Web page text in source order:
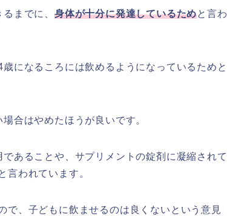
までに、 身体が十分に発達しているためと言わ
になるころには飲めるようになっているためと
合はやめたほうが良いです。
あることや、サプリメントの錠剤に凝縮されて
言われています。
で、子どもに飲ませるのは良くないという意見